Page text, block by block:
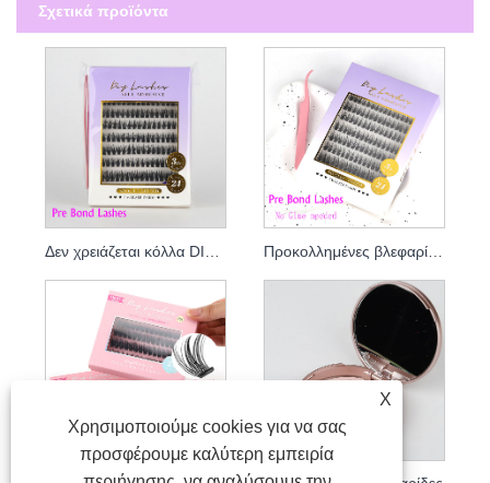
Σχετικά προϊόντα
X
Χρησιμοποιούμε cookies για να σας
προσφέρουμε καλύτερη εμπειρία